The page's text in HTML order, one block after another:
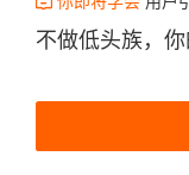
不做低头族，